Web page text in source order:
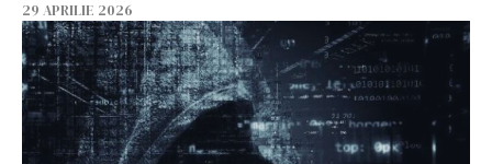
29 APRILIE 2026